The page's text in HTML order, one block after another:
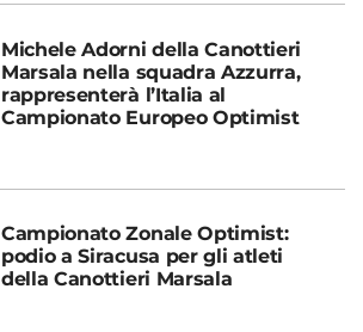
Michele Adorni della Canottieri
Marsala nella squadra Azzurra,
rappresenterà l’Italia al
Campionato Europeo Optimist
Campionato Zonale Optimist:
podio a Siracusa per gli atleti
della Canottieri Marsala